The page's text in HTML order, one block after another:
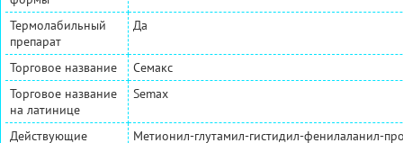
Термолабильный
препарат
Да
Торговое название
Семакс
Торговое название
на латинице
Semax
Действующие
Метионил-глутамил-гистидил-фенилаланил-